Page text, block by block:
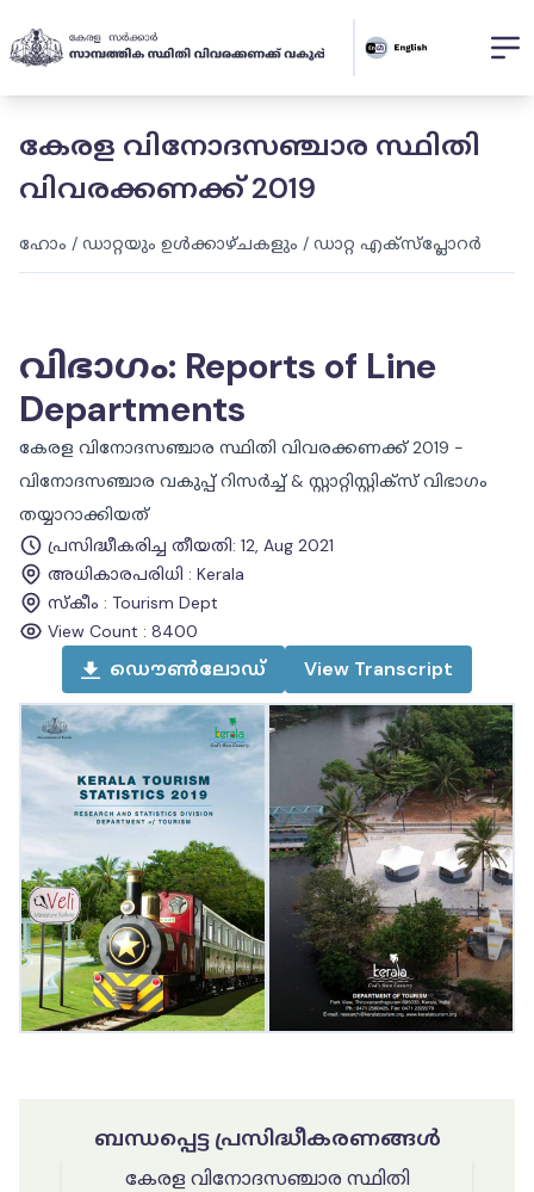
കേരള വിനോദസഞ്ചാര സ്ഥിതി
വിവരക്കണക്ക് 2019
ഹോം / ഡാറ്റയും ഉൾക്കാഴ്ചകളും / ഡാറ്റ എക്സ്പ്ലോറർ
വിഭാഗം: Reports of Line
Departments
കേരള വിനോദസഞ്ചാര സ്ഥിതി വിവരക്കണക്ക് 2019 -
വിനോദസഞ്ചാര വകുപ്പ് റിസര്‍ച്ച് & സ്റ്റാറ്റിസ്റ്റിക്സ് വിഭാഗം
തയ്യാറാക്കിയത്
പ്രസിദ്ധീകരിച്ച തീയതി: 12, Aug 2021
അധികാരപരിധി : Kerala
സ്കീം : Tourism Dept
View Count : 8400
ഡൌൺലോഡ് View Transcript
ബന്ധപ്പെട്ട പ്രസിദ്ധീകരണങ്ങൾ
കേരള വിനോദസഞ്ചാര സ്ഥിതി